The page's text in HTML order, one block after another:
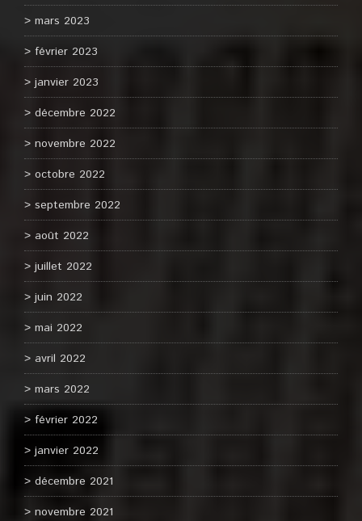
mars 2023
février 2023
janvier 2023
décembre 2022
novembre 2022
octobre 2022
septembre 2022
août 2022
juillet 2022
juin 2022
mai 2022
avril 2022
mars 2022
février 2022
janvier 2022
décembre 2021
novembre 2021